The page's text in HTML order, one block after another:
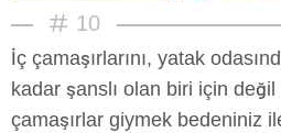
10
İç çamaşırlarını, yatak
kadar şanslı olan biri için
çamaşırlar giymek bedeniniz